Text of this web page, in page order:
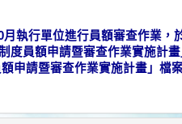
執行單位進行員額審查作業，
員額申請暨審查作業實施計
申請暨審查作業實施計畫」檔案